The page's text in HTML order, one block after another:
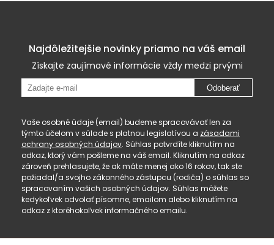
Najdôležitejšie novinky priamo na váš email
Získajte zaujímavé informácie vždy medzi prvými
Odoberať
Vaše osobné údaje (email) budeme spracovávať len za
týmto účelom v súlade s platnou legislatívou a zásadami
ochrany osobných údajov. Súhlas potvrdíte kliknutím na
odkaz, ktorý vám pošleme na váš email. Kliknutím na odkaz
zároveň prehlasujete, že ak máte menej ako 16 rokov, tak ste
požiadal/a svojho zákonného zástupcu (rodiča) o súhlas so
spracovaním vašich osobných údajov. Súhlas môžete
kedykoľvek odvolať písomne, emailom alebo kliknutím na
odkaz z ktoréhokoľvek informačného emailu.